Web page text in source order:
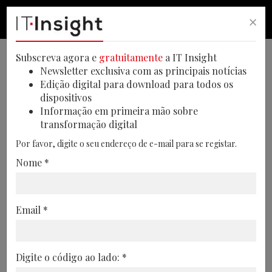
A Sinergia entre DEX e XLA:
digital no local de trabalho
×
Subscreva agora e gratuitamente a IT Insight
Newsletter exclusiva com as principais notícias
Edição digital para download para todos os
dispositivos
Informação em primeira mão sobre
transformação digital
Por favor, digite o seu endereço de e-mail para se registar.
Nome *
Email *
Digite o código ao lado: *